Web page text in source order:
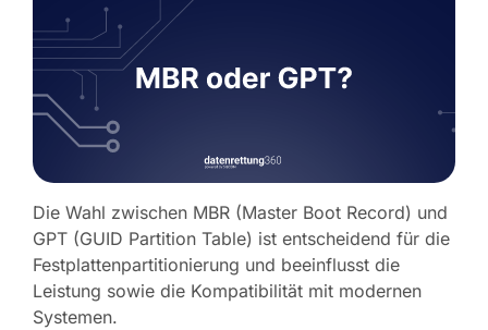
Die Wahl zwischen MBR (Master Boot Record) und
GPT (GUID Partition Table) ist entscheidend für die
Festplattenpartitionierung und beeinflusst die
Leistung sowie die Kompatibilität mit modernen
Systemen.